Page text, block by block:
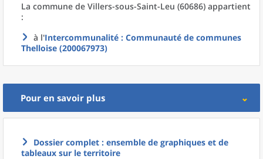
La commune de Villers-sous-Saint-Leu (60686) appartient
:
à l'Intercommunalité : Communauté de communes
Thelloise (200067973)
Pour en savoir plus
Dossier complet : ensemble de graphiques et de
tableaux sur le territoire